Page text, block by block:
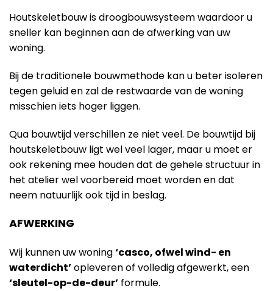
Houtskeletbouw is droogbouwsysteem waardoor u
sneller kan beginnen aan de afwerking van uw
woning.
Bij de traditionele bouwmethode kan u beter isoleren
tegen geluid en zal de restwaarde van de woning
misschien iets hoger liggen.
Qua bouwtijd verschillen ze niet veel. De bouwtijd bij
houtskeletbouw ligt wel veel lager, maar u moet er
ook rekening mee houden dat de gehele structuur in
het atelier wel voorbereid moet worden en dat
neem natuurlijk ook tijd in beslag.
AFWERKING
Wij kunnen uw woning‘casco, ofwel wind- en
waterdicht’opleveren of volledig afgewerkt, een
‘sleutel-op-de-deur’ formule.